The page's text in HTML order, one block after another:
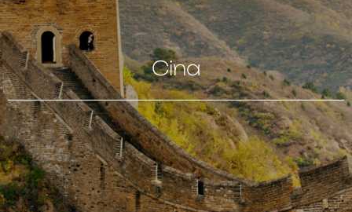
Cina